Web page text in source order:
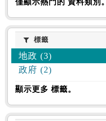
僅顯示熱門的 資料類別。
標籤標籤
地政 (3)
政府 (2)
顯示更多 標籤。